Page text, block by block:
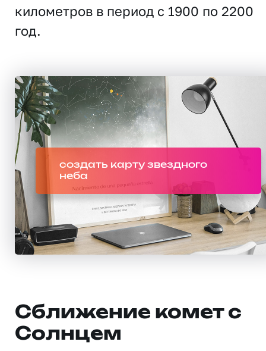
километров в период с 1900 по 2200
год.
создать карту звездного
неба
Сближение комет с
Солнцем